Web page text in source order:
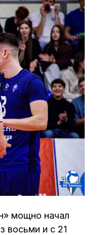
мощно начал
восьми и с 21